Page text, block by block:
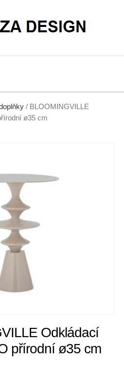
/ BLOOMINGVILLE
ø35 cm
Odkládací
přírodní ø35 cm